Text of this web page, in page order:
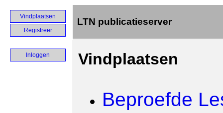
Vindplaatsen
Registreer
Inloggen
LTN publicatieserver
Vindplaatsen
Beproefde